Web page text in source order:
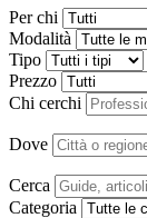
Per chi
Modalità
Tipo
Prezzo
Chi cerchi
Dove
Cerca
Categoria